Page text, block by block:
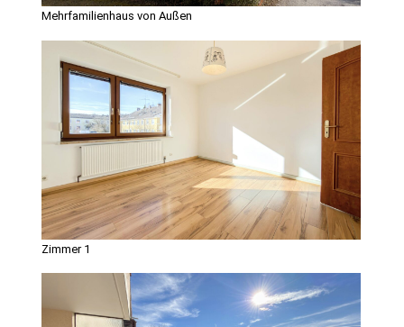
Mehrfamilienhaus von Außen
Zimmer 1